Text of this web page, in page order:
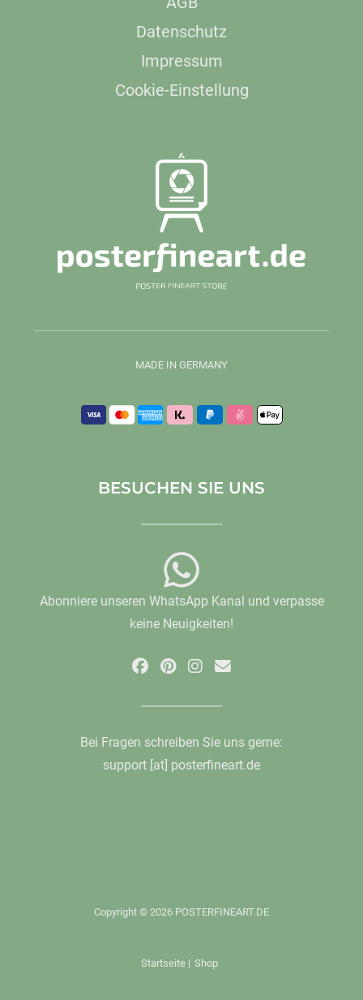
Datenschutz
Impressum
Cookie-Einstellung
MADE IN GERMANY
BESUCHEN SIE UNS
Abonniere unseren WhatsApp Kanal und verpasse
keine Neuigkeiten!
Bei Fragen schreiben Sie uns gerne:
support [at] posterfineart.de
Copyright © 2026 POSTERFINEART.DE
Startseite | Shop